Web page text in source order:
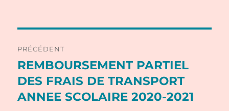
de
l’article
PRÉCÉDENT
Publication
précédente :
REMBOURSEMENT PARTIEL
DES FRAIS DE TRANSPORT
ANNEE SCOLAIRE 2020-2021